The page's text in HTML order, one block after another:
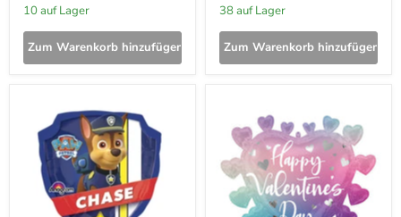
10 auf Lager
Zum Warenkorb hinzufügen
38 auf Lager
Zum Warenkorb hinzufügen
Folienballon
"Paw
Patrol
Chase"
Folienballon
"Happy
Valentins
Day"
Herz